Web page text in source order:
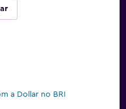
a Dollar no BRI